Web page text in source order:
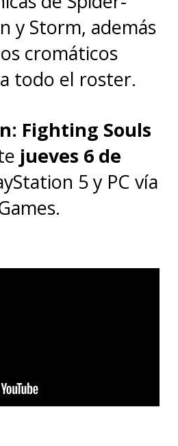
Ben Grimm / La
y premios
Richie en la serie
salta al MCU
y antiguo
que
en
oro
y Storm, además
cromáticos
todo el roster.
Fighting Souls
jueves 6 de
5 y PC vía